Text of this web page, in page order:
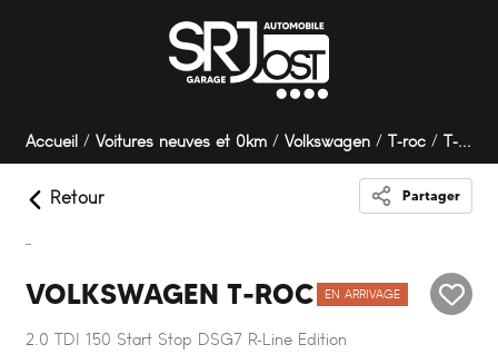
Accueil Voitures neuves et 0km Volkswagen T-roc T-ROC 2.0 TDI 150 Start Stop DSG7 R-Line Edition
Retour Partager
VOLKSWAGEN T-ROC EN ARRIVAGE
2.0 TDI 150 Start Stop DSG7 R-Line Edition